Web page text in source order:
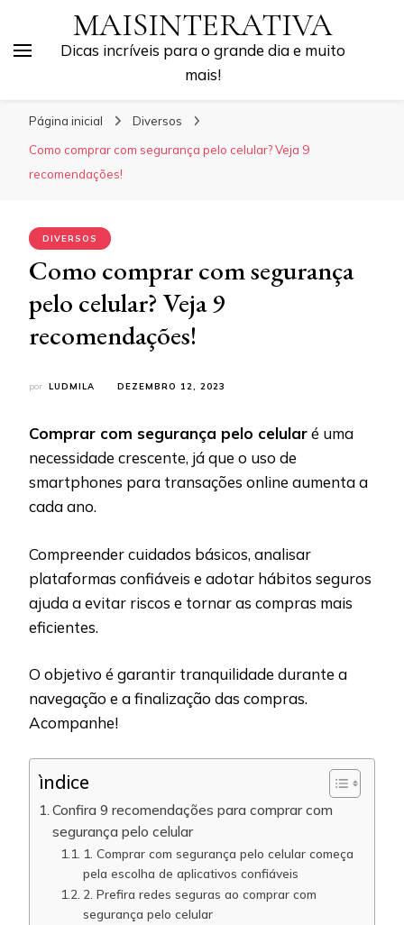
MAISINTERATIVA
Dicas incríveis para o grande dia e muito
mais!
Página inicial
Diversos
Como comprar com segurança pelo celular? Veja 9
recomendações!
DIVERSOS
Como comprar com segurança
pelo celular? Veja 9
recomendações!
por LUDMILA DEZEMBRO 12, 2023
Comprar com segurança pelo celularé uma
necessidade crescente, já que o uso de
smartphones para transações online aumenta a
cada ano.
Compreender cuidados básicos, analisar
plataformas confiáveis e adotar hábitos seguros
ajuda a evitar riscos e tornar as compras mais
eficientes.
O objetivo é garantir tranquilidade durante a
navegação e a finalização das compras.
Acompanhe!
ìndice
Confira 9 recomendações para comprar com
segurança pelo celular
1. Comprar com segurança pelo celular começa
pela escolha de aplicativos confiáveis
2. Prefira redes seguras ao comprar com
segurança pelo celular